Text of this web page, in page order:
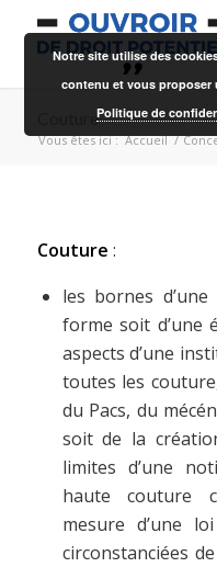
Couture
Vous êtes ici : Accueil /
Couture :
les bornes
forme soit d’une
aspects d’une
toutes les
du Pacs, du
soit de la
limites d’une
haute couture
mesure d’une
circonstanciées
Notre site utilise des
contenu et vous proposer
Politique de